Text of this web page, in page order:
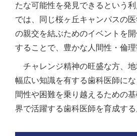
たな可能性を発見できるという
では、同じ桜ヶ丘キャンパスの
の親交を結ぶためのイベントを
することで、豊かな人間性・倫
チャレンジ精神の旺盛な方、
幅広い知識を有する歯科医師に
間性や困難を乗り越えるための
界で活躍する歯科医師を育成す